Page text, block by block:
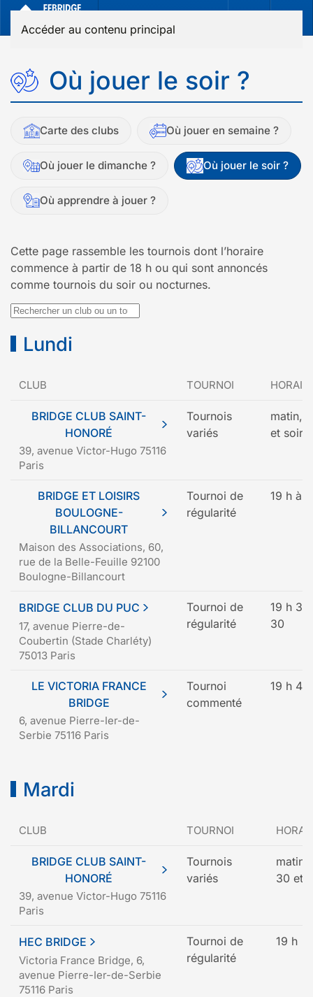
Accéder au contenu principal
Où jouer le soir ?
Carte des clubs Où jouer en semaine ?
Où jouer le dimanche ? Où jouer le soir ?
Où apprendre à jouer ?
Cette page rassemble les tournois dont l’horaire
commence à partir de 18 h ou qui sont annoncés
comme tournois du soir ou nocturnes.
Rechercher un club ou un tournoi
Lundi
CLUB TOURNOI
BRIDGE CLUB SAINT-
HONORÉ
39, avenue Victor-Hugo 75116
Paris
Tournois
variés
matin,
et
BRIDGE ET LOISIRS
BOULOGNE-
BILLANCOURT
Maison des Associations, 60,
rue de la Belle-Feuille 92100
Boulogne-Billancourt
Tournoi de
régularité
19 h à
BRIDGE CLUB DU PUC
17, avenue Pierre-de-
Coubertin (Stade Charléty)
75013 Paris
Tournoi de
régularité
19 h
30
LE VICTORIA FRANCE
BRIDGE
6, avenue Pierre-Ier-de-
Serbie 75116 Paris
Tournoi
commenté
19 h 45
Mardi
CLUB TOURNOI
BRIDGE CLUB SAINT-
HONORÉ
39, avenue Victor-Hugo 75116
Paris
Tournois
variés
matin,
30 et
HEC BRIDGE
Victoria France Bridge, 6,
avenue Pierre-Ier-de-Serbie
75116 Paris
Tournoi de
régularité
19 h